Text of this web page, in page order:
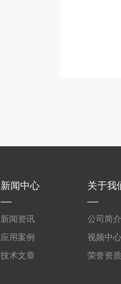
新闻中心
新闻资讯
应用案例
技术文章
关于我
公司简介
视频中心
荣誉资质